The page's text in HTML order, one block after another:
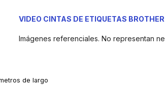
VIDEO CINTAS DE ETIQUETAS BROTHER
Imágenes referenciales. No representan
de largo